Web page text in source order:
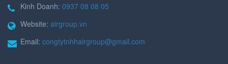
Kinh Doanh: 0937 08 08 05
Website: airgroup.vn
Email: congtytnhhairgroup@gmail.com